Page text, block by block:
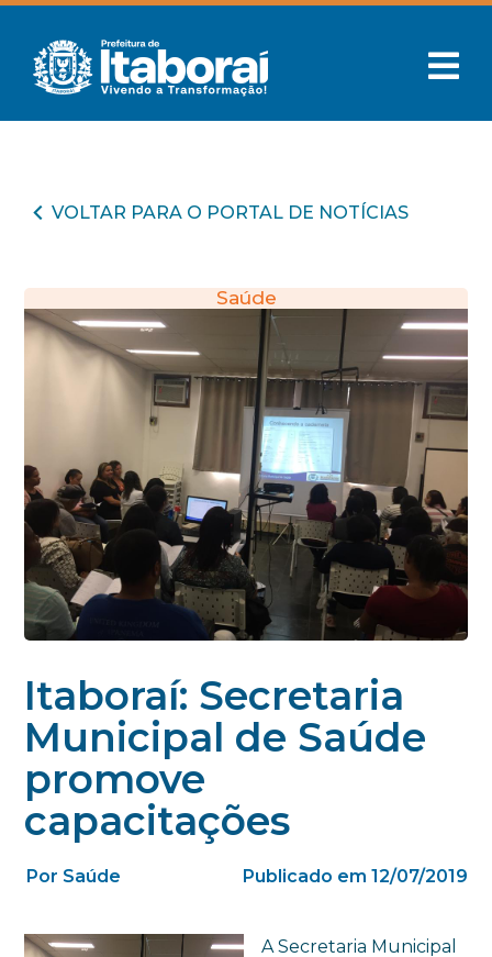
VOLTAR PARA O PORTAL DE NOTÍCIAS
Saúde
Itaboraí: Secretaria
Municipal de Saúde
promove
capacitações
Por Saúde Publicado em 12/07/2019
A Secretaria Municipal